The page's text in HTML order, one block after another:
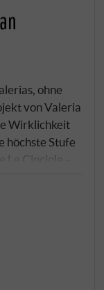
ohne
von Valeria
Wirklichkeit
höchste Stufe
Cinciole –
der
Weinbergen
exponierte
pro